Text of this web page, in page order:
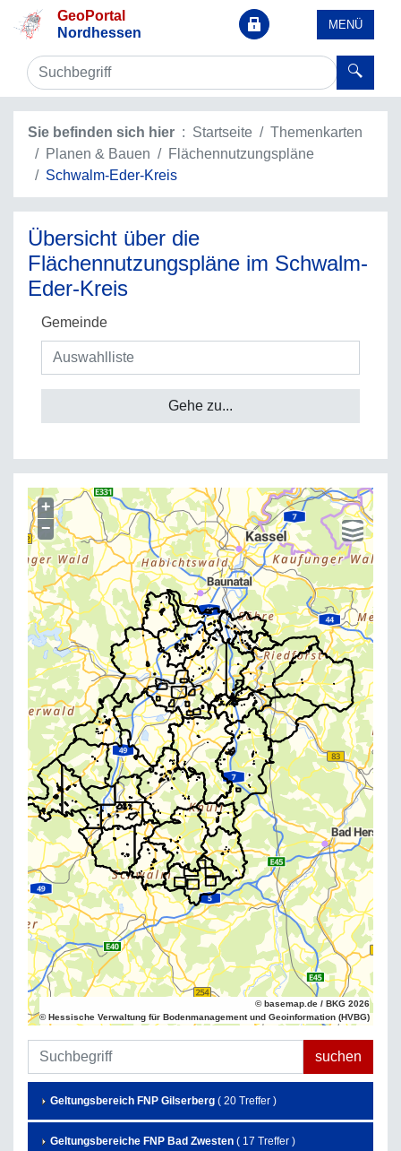
GeoPortal
Nordhessen
MENÜ
Sie befinden sich hier Startseite
Themenkarten
Planen & Bauen
Flächennutzungspläne
Schwalm-Eder-Kreis
Übersicht über die
Flächennutzungspläne im Schwalm-
Eder-Kreis
Gemeinde
Gehe zu...
+
−
© basemap.de / BKG 2026
© Hessische Verwaltung für Bodenmanagement und Geoinformation (HVBG)
Geltungsbereich FNP Gilserberg ( 20 Treffer )
Geltungsbereiche FNP Bad Zwesten ( 17 Treffer )